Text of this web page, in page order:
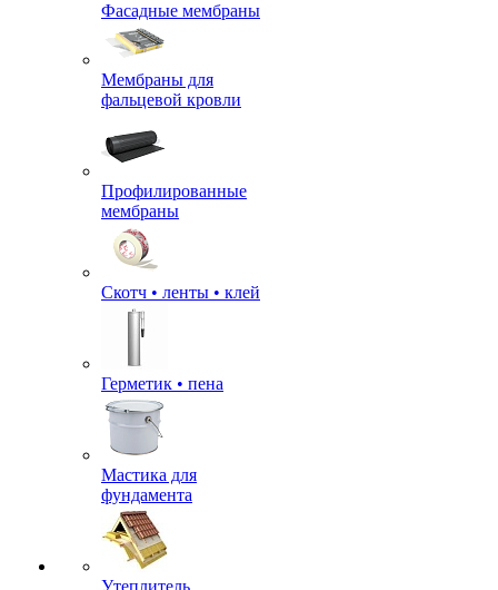
Фасадные мембраны
Мембраны для
фальцевой кровли
Профилированные
мембраны
Скотч • ленты • клей
Герметик • пена
Мастика для
фундамента
Утеплитель